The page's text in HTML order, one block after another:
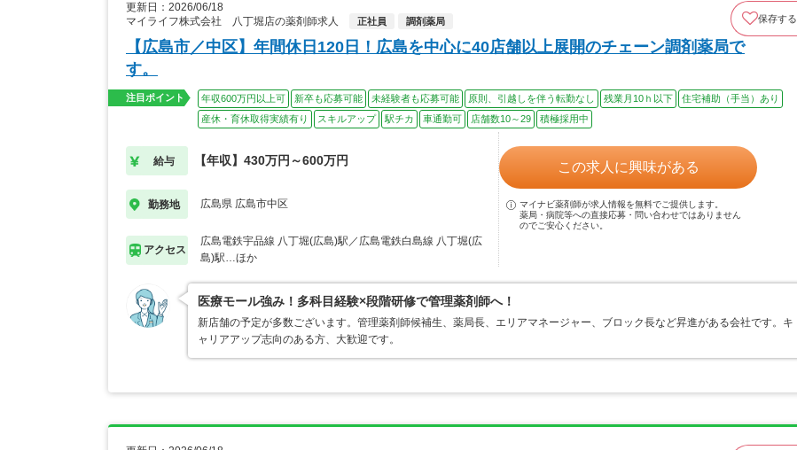
更新日：2026/06/18
マイライフ株式会社 八丁堀店の薬剤師求人
正社員 調剤薬局 保存する
【広島市／中区】年間休日120日！広島を中心に40店舗以上展開のチェーン調剤薬局で
す。
注目ポイント 年収600万円以上可 新卒も応募可能 未経験者も応募可能 原則、引越しを伴う転勤なし 残業月10ｈ以下
住宅補助（手当）あり
産休・育休取得実績有り
スキルアップ 駅チカ 車通勤可 店舗数10～29 積極採用中
給与 【年収】430万円～600万円
勤務地 広島県 広島市中区
アクセス
広島電鉄宇品線 八丁堀(広島)駅／広島電鉄白島線 八丁堀(広
島)駅…ほか
この求人に興味がある
マイナビ薬剤師が求人情報を無料でご提供します。
薬局・病院等への直接応募・問い合わせではありません
のでご安心ください。
医療モール強み！多科目経験×段階研修で管理薬剤師へ！
新店舗の予定が多数ございます。管理薬剤師候補生、薬局長、エリアマネージャー、ブロック長など昇進がある会社です。キ
ャリアアップ志向のある方、大歓迎です。